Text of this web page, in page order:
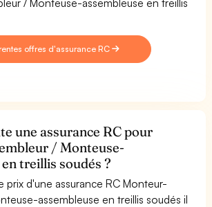
offres d'assurance RC
une assurance RC pour
/ Monteuse-
treillis soudés ?
prix d'une assurance RC Monteur-
assembleuse en treillis soudés il